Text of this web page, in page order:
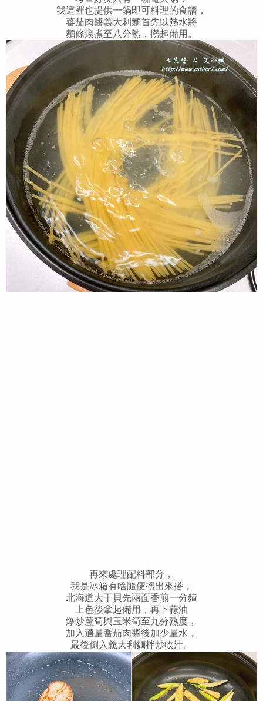
我這裡也提供一鍋即可料理的食譜，
蕃茄肉醬義大利麵首先以熱水將
麵條滾煮至八分熟，撈起備用。
再來處理配料部分，
我是冰箱有啥隨便撈出來搭，
北海道大干貝先兩面香煎一分鐘
上色後拿起備用，再下蒜油
爆炒蘆筍與玉米筍至九分熟度，
加入適量番茄肉醬後加少量水，
最後倒入義大利麵拌炒收汁。